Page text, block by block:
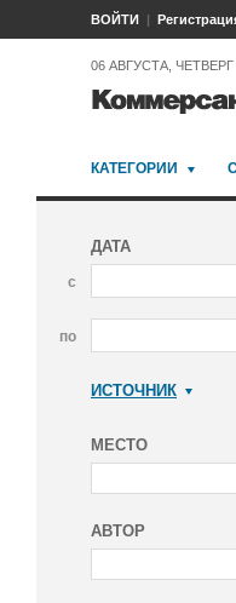
ВОЙТИ
06 АВГУСТА, ЧЕТВЕРГ
КАТЕГОРИИ
ДАТА
с
по
ИСТОЧНИК
МЕСТО
АВТОР